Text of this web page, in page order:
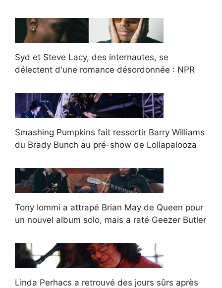
Syd et Steve Lacy, des internautes, se
délectent d'une romance désordonnée : NPR
Smashing Pumpkins fait ressortir Barry Williams
du Brady Bunch au pré-show de Lollapalooza
Tony Iommi a attrapé Brian May de Queen pour
un nouvel album solo, mais a raté Geezer Butler
Linda Perhacs a retrouvé des jours sûrs après